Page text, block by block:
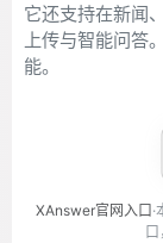
它还支持在新闻
上传与智能问答
能。
XAnswer官网入口